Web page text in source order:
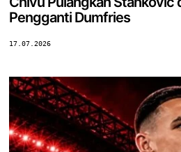
Pengganti Dumfries
17.07.2026